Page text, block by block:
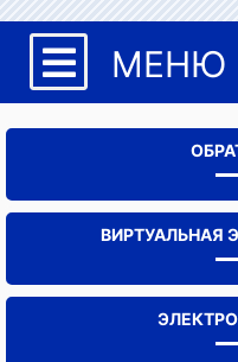
МЕНЮ
ВИРТУАЛЬНАЯ